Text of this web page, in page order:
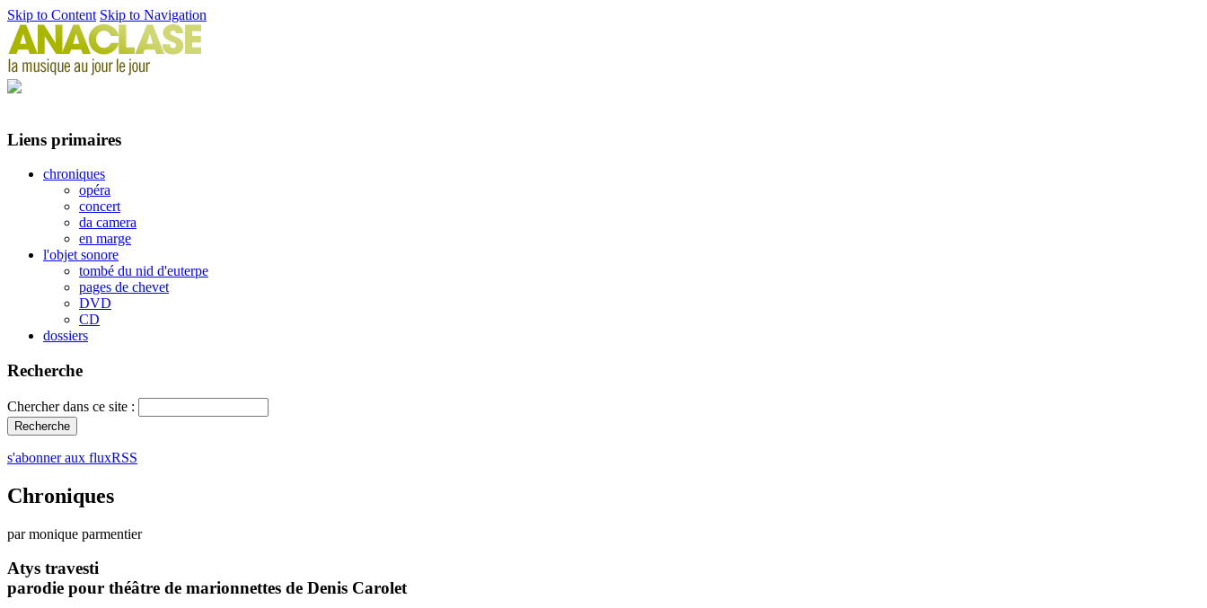
Skip to Content Skip to Navigation
Liens primaires
chroniques
opéra
concert
da camera
en marge
l'objet sonore
tombé du nid d'euterpe
pages de chevet
DVD
CD
dossiers
Recherche
Chercher dans ce site :
s'abonner aux fluxRSS
Chroniques
par monique parmentier
Atys travesti
parodie pour théâtre de marionnettes de Denis Carolet